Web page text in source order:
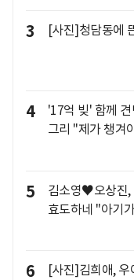
3 [사진]청담동에
4
'17억 빚' 함께
그리 "제가 챙겨
5
김소영♥오상진,
효도하네 "아기
6 [사진]김희애, 우